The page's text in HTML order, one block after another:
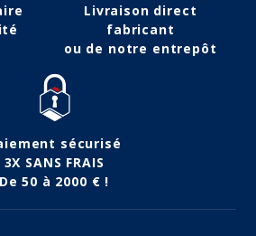
Livraison direct
fabricant
ou de notre entrepôt
sécurisé
3X SANS FRAIS
De 50 à 2000 € !